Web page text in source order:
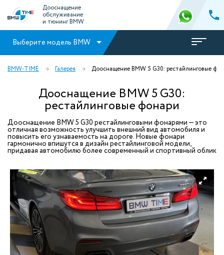
Дооснащение
обслуживание
и тюнинг BMW
Выберите модель BMW
BMW-TIME Галерея Дооснащение BMW 5 G30: рестайлинговые
Дооснащение BMW 5 G30:
рестайлинговые фонари
Дооснащение BMW 5 G30 рестайлинговыми фонарями — это
отличная возможность улучшить внешний вид автомобиля и
повысить его узнаваемость на дороге. Новые фонари
гармонично впишутся в дизайн рестайлинговой модели,
придавая автомобилю более современный и спортивный облик